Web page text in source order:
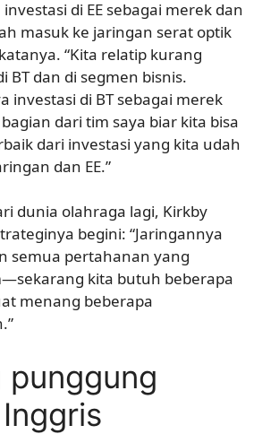
di EE sebagai merek dan
masuk ke jaringan serat optik
“Kita relatip kurang
BT dan di segmen bisnis.
investasi di BT sebagai merek
dari tim saya biar kita bisa
dari investasi yang kita udah
dan EE.”
dunia olahraga lagi, Kirkby
begini: “Jaringannya
semua pertahanan yang
kita butuh beberapa
menang beberapa
punggung